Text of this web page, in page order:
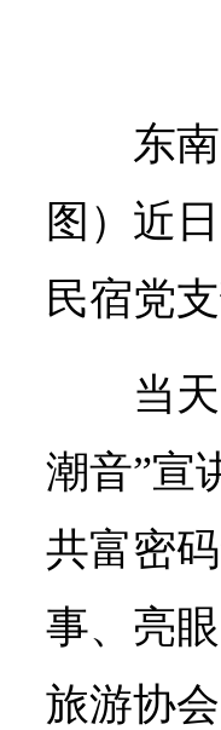
东
图）近
民宿党
当
潮音”宣
共富密
事、亮
旅游协